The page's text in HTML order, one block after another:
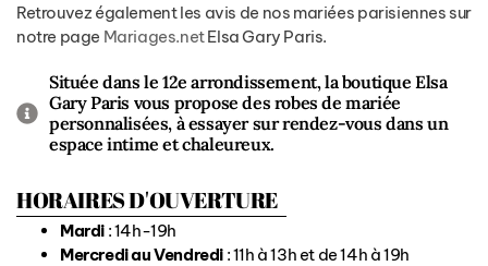
Retrouvez également les avis de nos mariées parisiennes sur
notre page Mariages.netElsa Gary Paris.
Située dans le 12e arrondissement, la boutique Elsa
Gary Paris vous propose des robes de mariée
personnalisées, à essayer sur rendez-vous dans un
espace intime et chaleureux.
HORAIRES D'OUVERTURE
Mardi : 14h-19h
Mercredi au Vendredi : 11h à 13h et de 14h à 19h